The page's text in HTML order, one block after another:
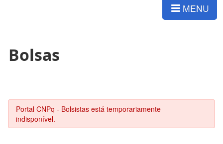
MENU
Bolsas
Portal CNPq - Bolsistas está temporariamente
indisponível.